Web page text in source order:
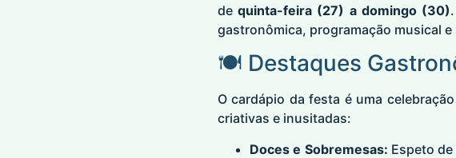
dequinta-feira (27) a domingo (30)
gastronômica, programação musical
🍽️ Destaques
O cardápio da festa é uma
criativas e inusitadas:
Doces e Sobremesas: Espeto